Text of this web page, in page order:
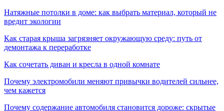
Натяжные потолки в доме: как выбрать материал, который не
вредит экологии
Как старая крыша загрязняет окружающую среду: путь от
демонтажа к переработке
Как сочетать диван и кресла в одной комнате
Почему электромобили меняют привычки водителей сильнее,
чем кажется
Почему содержание автомобиля становится дороже: скрытые